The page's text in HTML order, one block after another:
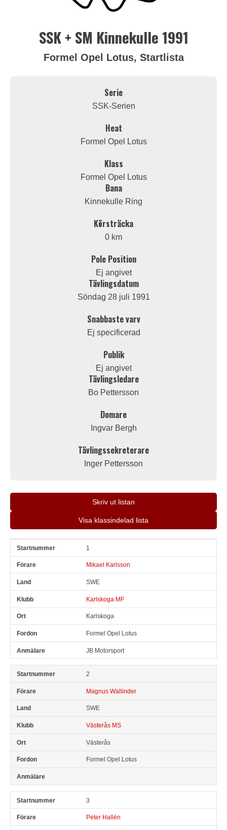
SSK + SM Kinnekulle 1991
Formel Opel Lotus, Startlista
Serie
SSK-Serien
Heat
Formel Opel Lotus
Klass
Formel Opel Lotus
Bana
Kinnekulle Ring
Körsträcka
0 km
Pole Position
Ej angivet
Tävlingsdatum
Söndag 28 juli 1991
Snabbaste varv
Ej specificerad
Publik
Ej angivet
Tävlingsledare
Bo Pettersson
Domare
Ingvar Bergh
Tävlingssekreterare
Inger Pettersson
Skriv ut listan
Visa klassindelad lista
Snr Förare 1
Mikael Karlsson
SWE
Karlskoga MF
Karlskoga
Formel Opel Lotus
JB Motorsport
2
Magnus Wallinder
SWE
Västerås MS
Västerås
Formel Opel Lotus
3
Peter Hallén